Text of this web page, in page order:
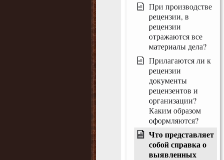
При производстве
рецензии, в
рецензии
отражаются все
материалы дела?
Прилагаются ли к
рецензии
документы
рецензентов и
организации?
Каким образом
оформляются?
Что представляет
собой справка о
выявленных